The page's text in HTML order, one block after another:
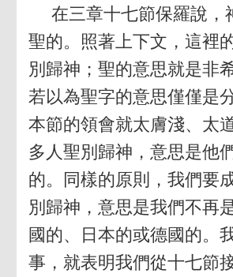
在三章十七節保羅說，
聖的。照著上下文，這裡
別歸神；聖的意思就是非
若以為聖字的意思僅僅是
本節的領會就太膚淺、太
多人聖別歸神，意思是他
的。同樣的原則，我們要
別歸神，意思是我們不再
國的、日本的或德國的。
事，就表明我們從十七節